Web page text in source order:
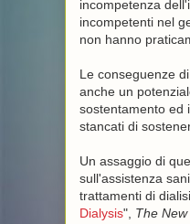
incompetenza
incompetenti nel
non hanno
Le conseguenze
anche un
sostentamento ed
stancati di
Un assaggio di
sull'assistenza
trattamenti di
Dialysis", The